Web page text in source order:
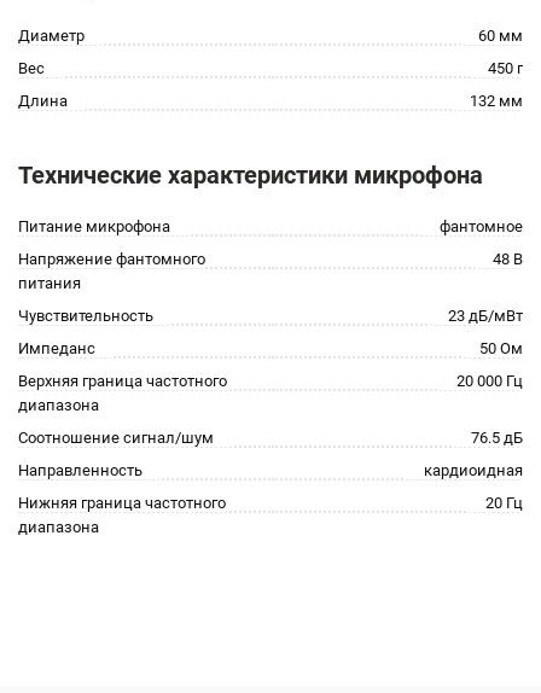
Диаметр
60 мм
Вес
450 г
Длина
132 мм
Технические характеристики микрофона
Питание микрофона
фантомное
Напряжение фантомного
питания
48 В
Чувствительность
23 дБ/мВт
Импеданс
50 Ом
Верхняя граница частотного
диапазона
20 000 Гц
Соотношение сигнал/шум
76.5 дБ
Направленность
кардиоидная
Нижняя граница частотного
диапазона
20 Гц